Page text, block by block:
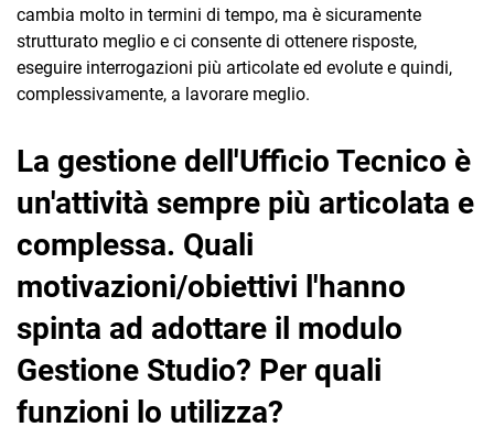
cambia molto in termini di tempo, ma è sicuramente
strutturato meglio e ci consente di ottenere risposte,
eseguire interrogazioni più articolate ed evolute e quindi,
complessivamente, a lavorare meglio.
La gestione dell'Ufficio Tecnico è
un'attività sempre più articolata e
complessa. Quali
motivazioni/obiettivi l'hanno
spinta ad adottare il modulo
Gestione Studio? Per quali
funzioni lo utilizza?